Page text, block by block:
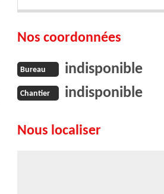
Nos coordonnées
Bureau indisponible
Chantier indisponible
Nous localiser